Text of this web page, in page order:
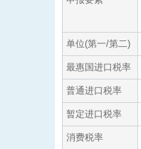
单位(第一/第二)
最惠国进口税率
普通进口税率
暂定进口税率
消费税率